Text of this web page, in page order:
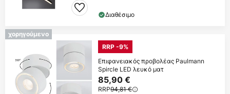
Διαθέσιμο
χορηγούμενο
RRP -9%
Επιφανειακός προβολέας Paulmann
Spircle LED λευκό ματ
85,90 €
RRP94,81 €